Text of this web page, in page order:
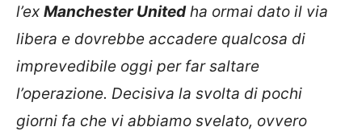
l’ex Manchester Unitedha ormai dato il via
libera e dovrebbe accadere qualcosa di
imprevedibile oggi per far saltare
l’operazione. Decisiva la svolta di pochi
giorni fa che vi abbiamo svelato, ovvero